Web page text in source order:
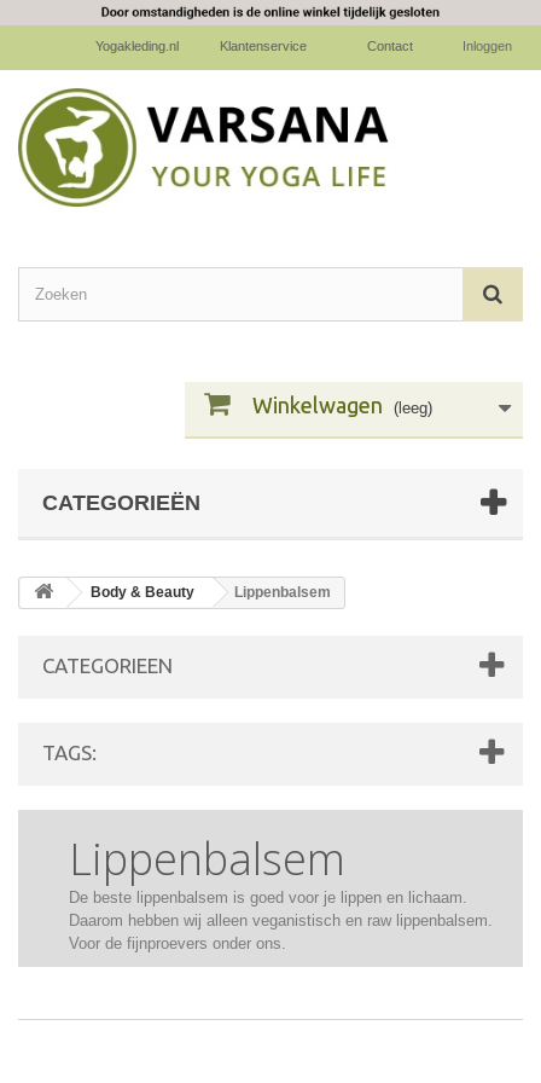
Inloggen
Contact
Klantenservice
Yogakleding.nl
Winkelwagen (leeg)
CATEGORIEËN
Body & Beauty Lippenbalsem
CATEGORIEEN
TAGS:
Lippenbalsem
De beste lippenbalsem is goed voor je lippen en lichaam.
Daarom hebben wij alleen veganistisch en raw lippenbalsem.
Voor de fijnproevers onder ons.